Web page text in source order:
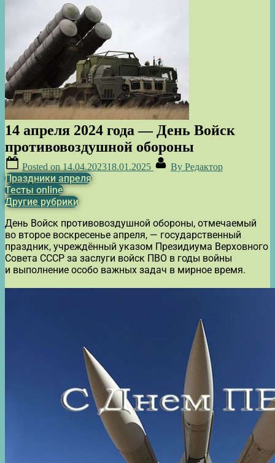
14 апреля 2024 года — День Войск
противовоздушной обороны
Posted on 14.04.202318.01.2025 By Редактор
Праздники апреля
Тесты online
Другие рубрики
День Войск противовоздушной обороны, отмечаемый
во второе воскресенье апреля, — государственный
праздник, учреждённый указом Президиума Верховного
Совета СССР за заслуги войск ПВО в годы войны
и выполнение особо важных задач в мирное время.